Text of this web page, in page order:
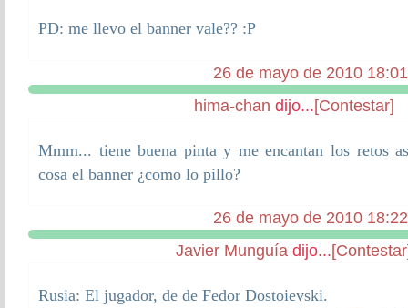
PD: me llevo el banner vale?? :P
26 de mayo de 2010 18:01
hima-chan dijo...[Contestar]
Mmm... tiene buena pinta y me encantan los retos
cosa el banner ¿como lo pillo?
26 de mayo de 2010 18:22
Javier Munguía dijo...
Rusia: El jugador, de de Fedor Dostoievski.